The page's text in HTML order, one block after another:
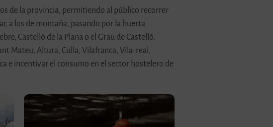
de la provincia, permitiendo al público recorrer
a los de montaña, pasando por la huerta
Castelló de la Plana o el Grau de Castelló.
Mateu, Altura, Culla, Vilafranca, Vila-real,
e incentivar el consumo en el sector hostelero de